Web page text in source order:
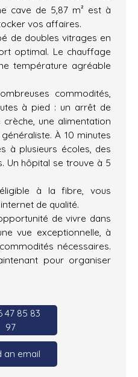
cave de 5,87 m² est à
vos affaires.
de doubles vitrages en
optimal. Le chauffage
température agréable
commodités,
à pied : un arrêt de
une alimentation
À 10 minutes
à plusieurs écoles, des
Un hôpital se trouve à 5
à la fibre, vous
de qualité.
de vivre dans
vue exceptionnelle, à
nécessaires.
pour organiser
47 85 83
97
an email